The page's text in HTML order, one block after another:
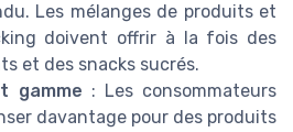
Les mélanges de produits et
doivent offrir à la fois des
et des snacks sucrés.
gamme : Les consommateurs
davantage pour des produits